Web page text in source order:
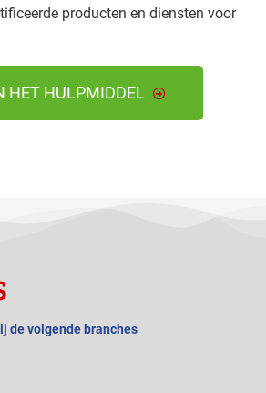
producten en diensten voor
HET HULPMIDDEL
de volgende branches